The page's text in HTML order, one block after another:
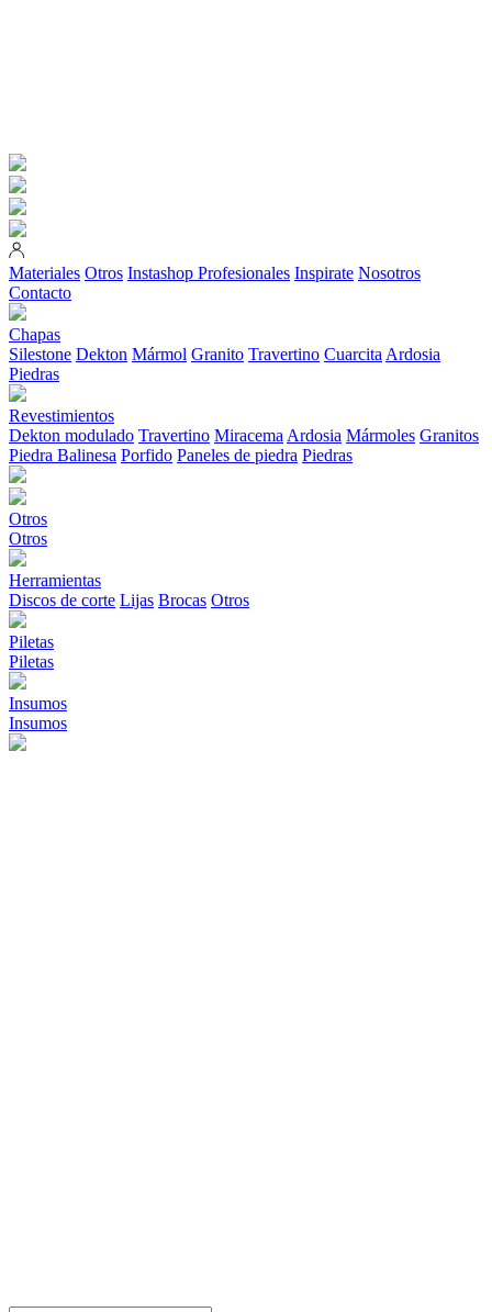
Materiales Otros Instashop Profesionales Inspirate Nosotros
Contacto
Chapas
Silestone Dekton Mármol Granito Travertino Cuarcita Ardosia
Piedras
Revestimientos
Dekton modulado Travertino Miracema Ardosia Mármoles Granitos
Piedra Balinesa Porfido Paneles de piedra Piedras
Otros
Otros
Herramientas
Discos de corte Lijas Brocas Otros
Piletas
Piletas
Insumos
Insumos